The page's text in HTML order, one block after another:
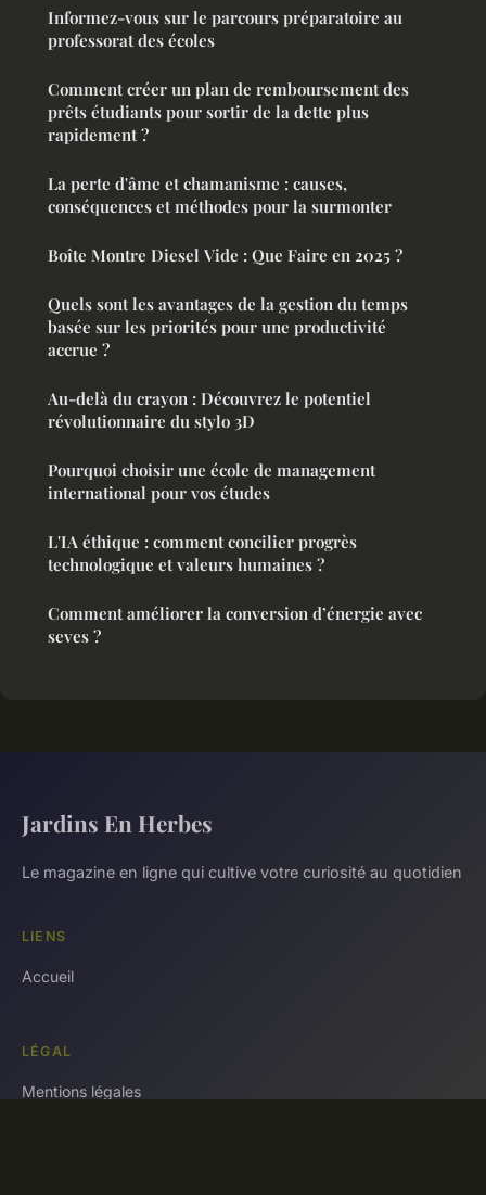
Informez-vous sur le parcours préparatoire au
professorat des écoles
Comment créer un plan de remboursement des
prêts étudiants pour sortir de la dette plus
rapidement ?
La perte d'âme et chamanisme : causes,
conséquences et méthodes pour la surmonter
Boîte Montre Diesel Vide : Que Faire en 2025 ?
Quels sont les avantages de la gestion du temps
basée sur les priorités pour une productivité
accrue ?
Au-delà du crayon : Découvrez le potentiel
révolutionnaire du stylo 3D
Pourquoi choisir une école de management
international pour vos études
L'IA éthique : comment concilier progrès
technologique et valeurs humaines ?
Comment améliorer la conversion d’énergie avec
seves ?
Jardins En Herbes
Le magazine en ligne qui cultive votre curiosité au quotidien
LIENS
Accueil
LÉGAL
Mentions légales